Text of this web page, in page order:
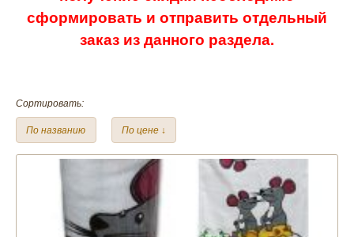
сформировать и отправить отдельный
заказ из данного раздела.
Сортировать:
По названию По цене ↓